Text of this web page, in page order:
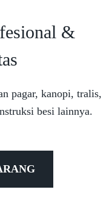
&
pagar, kanopi, tralis,
besi lainnya.